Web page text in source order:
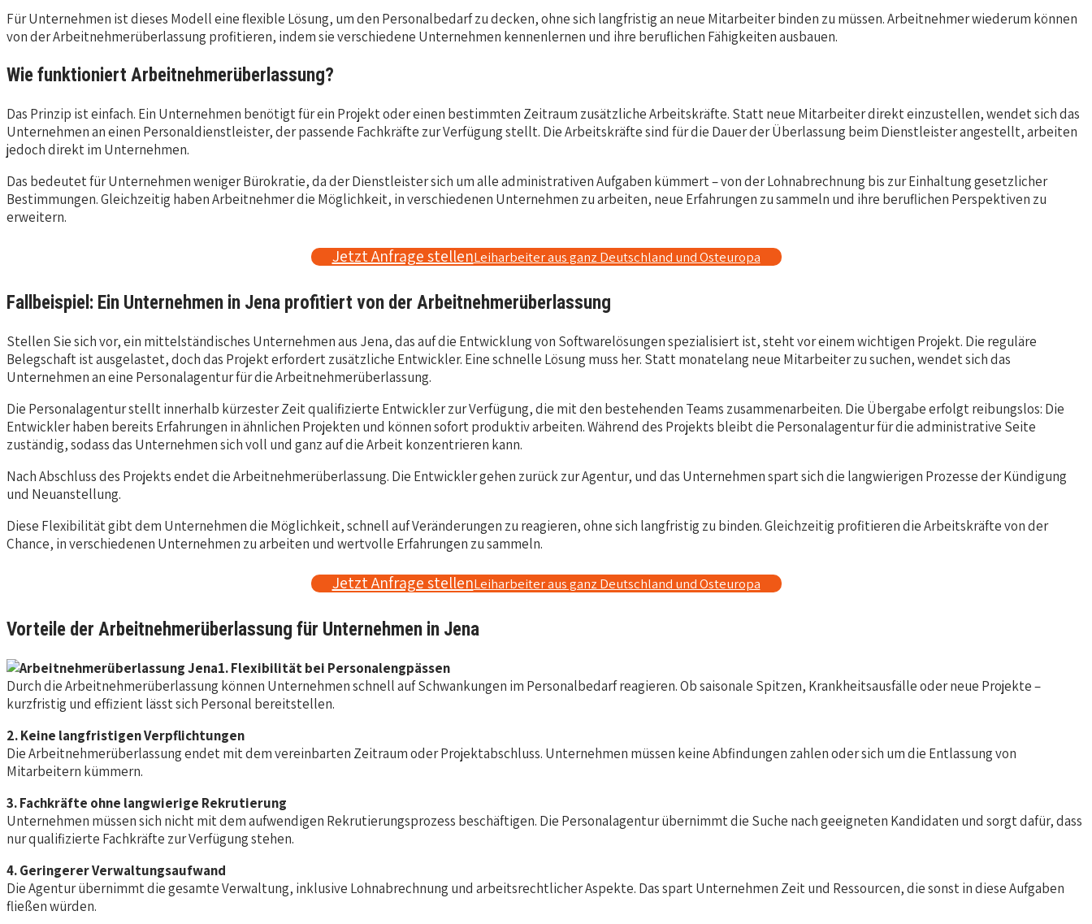
Für Unternehmen ist dieses Modell eine flexible Lösung, um den Personalbedarf zu decken, ohne sich langfristig an neue Mitarbeiter binden zu müssen. Arbeitnehmer wiederum können
von der Arbeitnehmerüberlassung profitieren, indem sie verschiedene Unternehmen kennenlernen und ihre beruflichen Fähigkeiten ausbauen.
Wie funktioniert Arbeitnehmerüberlassung?
Das Prinzip ist einfach. Ein Unternehmen benötigt für ein Projekt oder einen bestimmten Zeitraum zusätzliche Arbeitskräfte. Statt neue Mitarbeiter direkt einzustellen, wendet sich das
Unternehmen an einen Personaldienstleister, der passende Fachkräfte zur Verfügung stellt. Die Arbeitskräfte sind für die Dauer der Überlassung beim Dienstleister angestellt, arbeiten
jedoch direkt im Unternehmen.
Das bedeutet für Unternehmen weniger Bürokratie, da der Dienstleister sich um alle administrativen Aufgaben kümmert – von der Lohnabrechnung bis zur Einhaltung gesetzlicher
Bestimmungen. Gleichzeitig haben Arbeitnehmer die Möglichkeit, in verschiedenen Unternehmen zu arbeiten, neue Erfahrungen zu sammeln und ihre beruflichen Perspektiven zu
erweitern.
Jetzt Anfrage stellenLeiharbeiter aus ganz Deutschland und Osteuropa
Fallbeispiel: Ein Unternehmen in Jena profitiert von der Arbeitnehmerüberlassung
Stellen Sie sich vor, ein mittelständisches Unternehmen aus Jena, das auf die Entwicklung von Softwarelösungen spezialisiert ist, steht vor einem wichtigen Projekt. Die reguläre
Belegschaft ist ausgelastet, doch das Projekt erfordert zusätzliche Entwickler. Eine schnelle Lösung muss her. Statt monatelang neue Mitarbeiter zu suchen, wendet sich das
Unternehmen an eine Personalagentur für die Arbeitnehmerüberlassung.
Die Personalagentur stellt innerhalb kürzester Zeit qualifizierte Entwickler zur Verfügung, die mit den bestehenden Teams zusammenarbeiten. Die Übergabe erfolgt reibungslos: Die
Entwickler haben bereits Erfahrungen in ähnlichen Projekten und können sofort produktiv arbeiten. Während des Projekts bleibt die Personalagentur für die administrative Seite
zuständig, sodass das Unternehmen sich voll und ganz auf die Arbeit konzentrieren kann.
Nach Abschluss des Projekts endet die Arbeitnehmerüberlassung. Die Entwickler gehen zurück zur Agentur, und das Unternehmen spart sich die langwierigen Prozesse der Kündigung
und Neuanstellung.
Diese Flexibilität gibt dem Unternehmen die Möglichkeit, schnell auf Veränderungen zu reagieren, ohne sich langfristig zu binden. Gleichzeitig profitieren die Arbeitskräfte von der
Chance, in verschiedenen Unternehmen zu arbeiten und wertvolle Erfahrungen zu sammeln.
Jetzt Anfrage stellenLeiharbeiter aus ganz Deutschland und Osteuropa
Vorteile der Arbeitnehmerüberlassung für Unternehmen in Jena
1. Flexibilität bei Personalengpässen
Durch die Arbeitnehmerüberlassung können Unternehmen schnell auf Schwankungen im Personalbedarf reagieren. Ob saisonale Spitzen, Krankheitsausfälle oder neue Projekte –
kurzfristig und effizient lässt sich Personal bereitstellen.
2. Keine langfristigen Verpflichtungen
Die Arbeitnehmerüberlassung endet mit dem vereinbarten Zeitraum oder Projektabschluss. Unternehmen müssen keine Abfindungen zahlen oder sich um die Entlassung von
Mitarbeitern kümmern.
3. Fachkräfte ohne langwierige Rekrutierung
Unternehmen müssen sich nicht mit dem aufwendigen Rekrutierungsprozess beschäftigen. Die Personalagentur übernimmt die Suche nach geeigneten Kandidaten und sorgt dafür, dass
nur qualifizierte Fachkräfte zur Verfügung stehen.
4. Geringerer Verwaltungsaufwand
Die Agentur übernimmt die gesamte Verwaltung, inklusive Lohnabrechnung und arbeitsrechtlicher Aspekte. Das spart Unternehmen Zeit und Ressourcen, die sonst in diese Aufgaben
fließen würden.